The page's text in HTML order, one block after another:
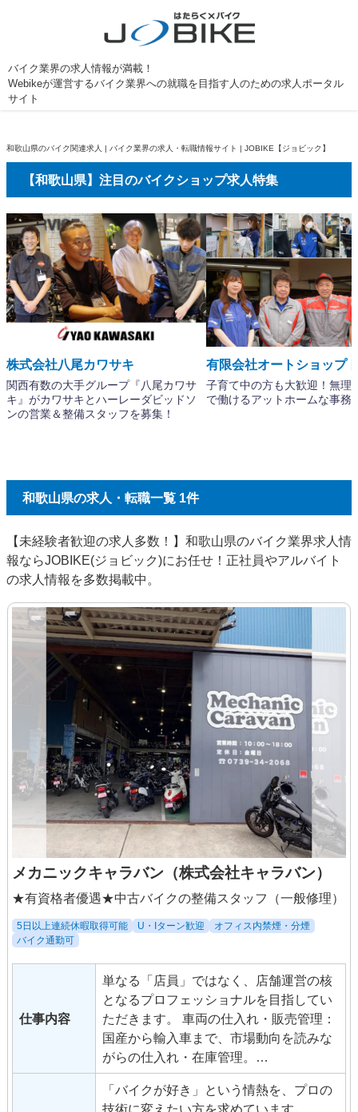
バイク業界の求人情報が満載！
Webikeが運営するバイク業界への就職を目指す人のための求人ポータル
サイト
和歌山県のバイク関連求人 | バイク業界の求人・転職情報サイト | JOBIKE【ジョビック】
【和歌山県】注目のバイクショップ求人特集
和歌山県の求人・転職一覧 1件
【未経験者歓迎の求人多数！】和歌山県のバイク業界求人情
報ならJOBIKE(ジョビック)にお任せ！正社員やアルバイト
の求人情報を多数掲載中。
メカニックキャラバン（株式会社キャラバン）
★有資格者優遇★中古バイクの整備スタッフ（一般修理）
5日以上連続休暇取得可能 U・Iターン歓迎
オフィス内禁煙・分煙
バイク通勤可
仕事内容
単なる「店員」ではなく、店舗運営の核
となるプロフェッショナルを目指してい
ただきます。 車両の仕入れ・販売管理：
国産から輸入車まで、市場動向を読みな
がらの仕入れ・在庫管理。
フロント・接客業務： 車両販売のご提案
から、カスタム、レンタルバイクの受
「バイクが好き」という情熱を、プロの
技術に変えたい方を求めています。